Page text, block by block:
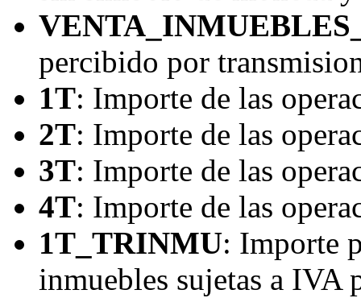
percibido por
1T: Importe de las
2T: Importe de las
3T: Importe de las
4T: Importe de las
1T_TRINMU: Importe
inmuebles sujetas a IVA